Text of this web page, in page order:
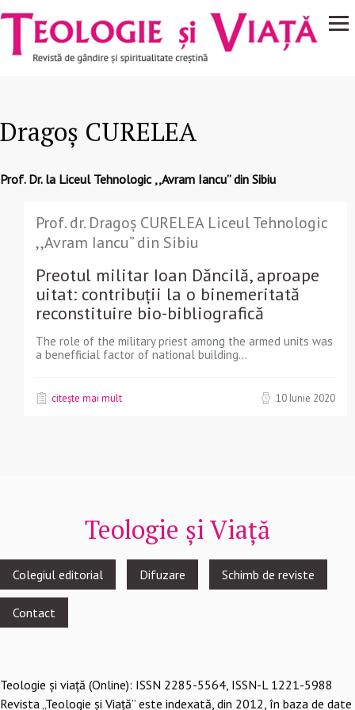
Mergi la conţinutul principal
Navigare
principală
Dragoș CURELEA
Prof. Dr. la Liceul Tehnologic ,,Avram Iancu” din Sibiu
Prof. dr. Dragoș CURELEA Liceul Tehnologic
,,Avram Iancu” din Sibiu
Preotul militar Ioan Dăncilă, aproape
uitat: contribuții la o binemeritată
reconstituire bio-bibliografică
The role of the military priest among the armed units was
a benefficial factor of national building...
citește mai mult 10 Iunie 2020
Teologie și Viață
Footer
menu
Colegiul editorial Difuzare Schimb de reviste
Contact
Teologie şi viaţă (Online): ISSN 2285-5564, ISSN-L 1221-5988
Revista „Teologie și Viață” este indexată, din 2012, în baza de date